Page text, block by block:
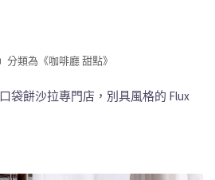
分類為《咖啡廳 甜點》
袋餅沙拉專門店，別具風格的 Flux